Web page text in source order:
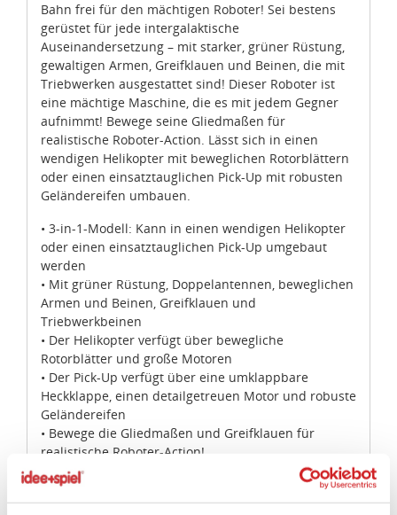
Bahn frei für den mächtigen Roboter! Sei bestens
gerüstet für jede intergalaktische
Auseinandersetzung – mit starker, grüner Rüstung,
gewaltigen Armen, Greifklauen und Beinen, die mit
Triebwerken ausgestattet sind! Dieser Roboter ist
eine mächtige Maschine, die es mit jedem Gegner
aufnimmt! Bewege seine Gliedmaßen für
realistische Roboter-Action. Lässt sich in einen
wendigen Helikopter mit beweglichen Rotorblättern
oder einen einsatztauglichen Pick-Up mit robusten
Geländereifen umbauen.
• 3-in-1-Modell: Kann in einen wendigen Helikopter
oder einen einsatztauglichen Pick-Up umgebaut
werden
• Mit grüner Rüstung, Doppelantennen, beweglichen
Armen und Beinen, Greifklauen und
Triebwerkbeinen
• Der Helikopter verfügt über bewegliche
Rotorblätter und große Motoren
• Der Pick-Up verfügt über eine umklappbare
Heckklappe, einen detailgetreuen Motor und robuste
Geländereifen
• Bewege die Gliedmaßen und Greifklauen für
realistische Roboter-Action!
• Drehe die beweglichen Rotorblätter des
Helikopters!
• Mach dich bereit für einen extremen